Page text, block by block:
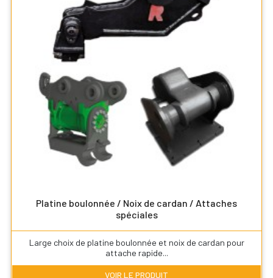
Platine boulonnée / Noix de cardan / Attaches
spéciales
Large choix de platine boulonnée et noix de cardan pour
attache rapide...
VOIR LE PRODUIT